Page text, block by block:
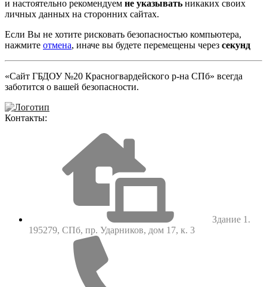
и настоятельно рекомендуем не указывать никаких своих
личных данных на сторонних сайтах.
Если Вы не хотите рисковать безопасностью компьютера,
нажмите отмена, иначе вы будете перемещены через секунд
«Сайт ГБДОУ №20 Красногвардейского р-на СПб» всегда
заботится о вашей безопасности.
Контакты:
Здание 1.
195279, СПб, пр. Ударников, дом 17, к. 3